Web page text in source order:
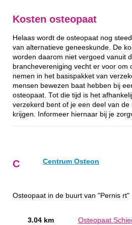
Kosten osteopaat
Helaas wordt de osteopaat nog
van alternatieve geneeskunde. De
worden daarom niet vergoed vanuit
branchevereniging vecht er voor om
nemen in het basispakket van
mensen bewezen baat hebben bij
osteopaat. Tot die tijd is het
verzekerd bent of je een deel van
krijgen. Informeer hiernaar bij je
C Centrum Osteon
Osteopaat in de buurt van "Pernis rt"
3.04 km Osteopaat